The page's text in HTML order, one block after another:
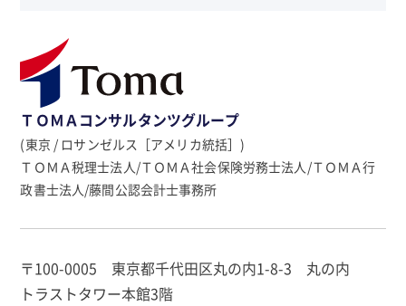
ＴＯＭＡコンサルタンツグループ
(東京 / ロサンゼルス［アメリカ統括］)
ＴＯＭＡ税理士法人/ＴＯＭＡ社会保険労務士法人/ＴＯＭＡ行
政書士法人/藤間公認会計士事務所
〒100-0005 東京都千代田区丸の内1-8-3 丸の内
トラストタワー本館3階